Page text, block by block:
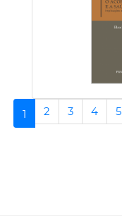
1 (current)
2 3 4 5